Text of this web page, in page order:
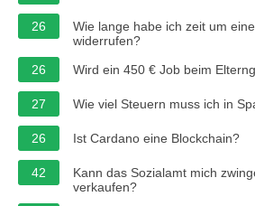
26
Wie lange habe ich zeit um
widerrufen?
26
Wird ein 450 € Job beim
27 Wie viel Steuern muss ich in
26 Ist Cardano eine Blockchain?
42
Kann das Sozialamt mich
verkaufen?